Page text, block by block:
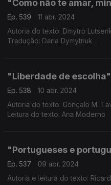
"Como não te amar,
Ep. 539
11 abr. 2024
Autoria do texto: Dmytro
Tradução: Daria Dymytriuk
"Liberdade de escolha"
Ep. 538
10 abr. 2024
Autoria do texto: Gonçalo M.
Leitura do texto: Ana Moderno
"Portugueses e
Ep. 537
09 abr. 2024
Autoria e leitura do texto: